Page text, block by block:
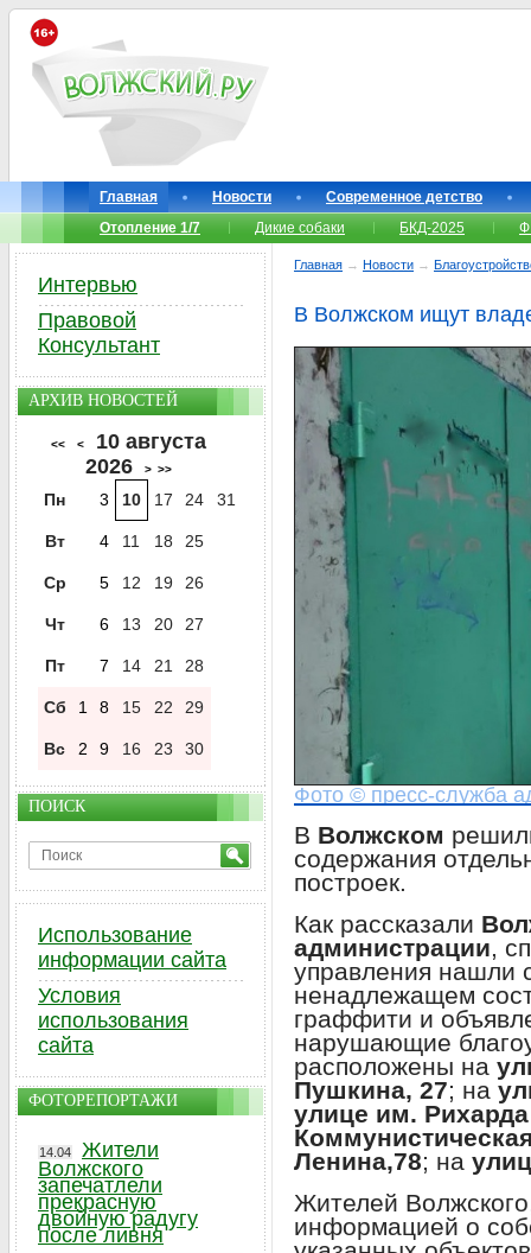
Главная Новости
Современное детство
Отопление 1/7
Дикие собаки БКД-2025
Главная → Новости →
В Волжском ищут
Фото © пресс-служба
В Волжском
содержания
построек.
Как рассказали
администрации,
управления нашли
ненадлежащем
граффити и
нарушающие
расположены на
Пушкина, 27; на
улице им.
Ленина,78; на
Жителей
информацией о
Интервью
Правовой
Консультант
АРХИВ НОВОСТЕЙ
<< <
10 августа
2026
> >>
Пн 3 10 17 24 31
Вт 4 11 18 25
Ср 5 12 19 26
Чт 6 13 20 27
Пт 7 14 21 28
Сб 1 8 15 22 29
Вс 2 9 16 23 30
ПОИСК
Использование
информации сайта
Условия
использования
сайта
ФОТОРЕПОРТАЖИ
14.04
Жители
Волжского
запечатлели
прекрасную
двойную радугу
после ливня